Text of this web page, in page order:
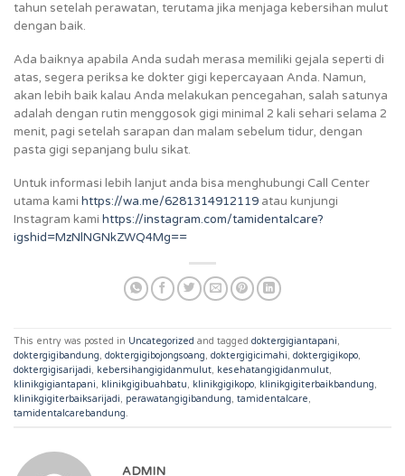
tahun setelah perawatan, terutama jika menjaga kebersihan mulut
dengan baik.
Ada baiknya apabila Anda sudah merasa memiliki gejala seperti di
atas, segera periksa ke dokter gigi kepercayaan Anda. Namun,
akan lebih baik kalau Anda melakukan pencegahan, salah satunya
adalah dengan rutin menggosok gigi minimal 2 kali sehari selama 2
menit, pagi setelah sarapan dan malam sebelum tidur, dengan
pasta gigi sepanjang bulu sikat.
Untuk informasi lebih lanjut anda bisa menghubungi Call Center
utama kami https://wa.me/6281314912119 atau kunjungi
Instagram kami https://instagram.com/tamidentalcare?
igshid=MzNlNGNkZWQ4Mg==
This entry was posted in Uncategorized and tagged doktergigiantapani
doktergigibandung doktergigibojongsoang doktergigicimahi doktergigikopo
doktergigisarijadi
kebersihangigidanmulut kesehatangigidanmulut
klinikgigiantapani
klinikgigibuahbatu klinikgigikopo klinikgigiterbaikbandung
klinikgigiterbaiksarijadi
perawatangigibandung tamidentalcare
tamidentalcarebandung
ADMIN